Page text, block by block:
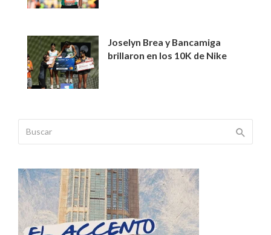
Joselyn Brea y Bancamiga
brillaron en los 10K de Nike